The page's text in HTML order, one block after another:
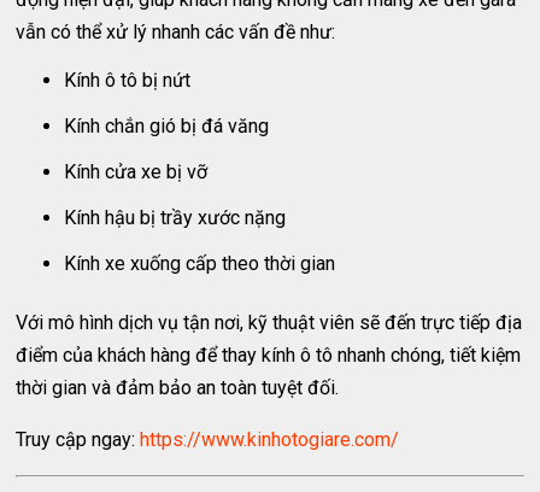
vẫn có thể xử lý nhanh các vấn đề như:
Kính ô tô bị nứt
Kính chắn gió bị đá văng
Kính cửa xe bị vỡ
Kính hậu bị trầy xước nặng
Kính xe xuống cấp theo thời gian
Với mô hình dịch vụ tận nơi, kỹ thuật viên sẽ đến trực tiếp địa
điểm của khách hàng để thay kính ô tô nhanh chóng, tiết kiệm
thời gian và đảm bảo an toàn tuyệt đối.
Truy cập ngay:https://www.kinhotogiare.com/